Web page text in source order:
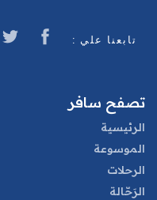
تابعنا علي :
تصفح سافر
الرئيسية
الموسوعة
الرحلات
الرَحّالة